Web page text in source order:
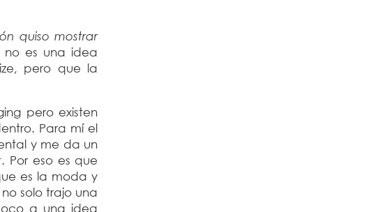
quiso mostrar
no es una idea
pero que la
pero existen
Para mí el
y me da un
eso es que
es la moda y
solo trajo una
a una idea